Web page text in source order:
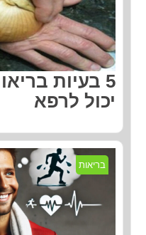
5 בעיות
יכול לרפא
בריאות